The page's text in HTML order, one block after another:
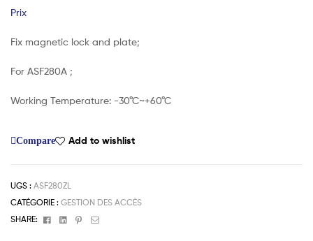
Prix
Fix magnetic lock and plate;
For ASF280A ;
Working Temperature: -30°C~+60°C
Compare Add to wishlist
UGS : ASF280ZL
CATÉGORIE : GESTION DES ACCÈS
SHARE:
FacebookLinkedinPinterest
Email